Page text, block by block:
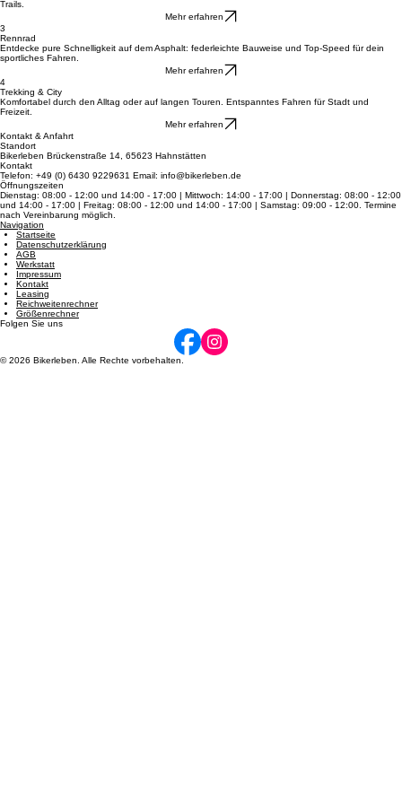
2
Meistern Sie Stock und Stein mit erstklassigen MTBs für pure Action in jedem Gelände und auf
Trails.
Mehr erfahren
3
Entdecke pure Schnelligkeit auf dem Asphalt: federleichte Bauweise und Top-Speed für dein
sportliches Fahren.
Mehr erfahren
4
Komfortabel durch den Alltag oder auf langen Touren. Entspanntes Fahren für Stadt und
Freizeit.
Mehr erfahren
Kontakt & Anfahrt
Standort
Bikerleben Brückenstraße 14, 65623 Hahnstätten
Kontakt
Telefon: +49 (0) 6430 9229631 Email: info@bikerleben.de
Öffnungszeiten
Dienstag: 08:00 - 12:00 und 14:00 - 17:00 | Mittwoch: 14:00 - 17:00 | Donnerstag: 08:00 - 12:00
und 14:00 - 17:00 | Freitag: 08:00 - 12:00 und 14:00 - 17:00 | Samstag: 09:00 - 12:00. Termine
nach Vereinbarung möglich.
Navigation
Startseite
Datenschutzerklärung
AGB
Werkstatt
Impressum
Kontakt
Leasing